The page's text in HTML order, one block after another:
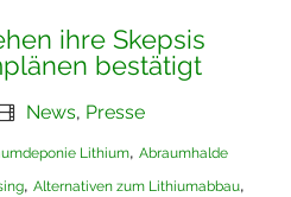
ihre Skepsis
bestätigt
News, Presse
Lithium, Abraumhalde
, Alternativen zum Lithiumabbau,